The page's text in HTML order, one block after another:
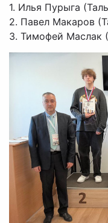
1. Илья Пурыга
2. Павел Макаров
3. Тимофей Маслак